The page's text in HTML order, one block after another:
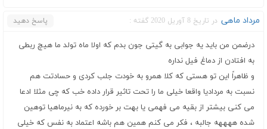
مرداد ماهی در تاریخ 8 آوریل 2020 گفته : پاسخ دهید
درضمن من باید یه جوابی به گیتی جون بدم که اولا ماه تولد ما هیچ ربطی
به افتادن از دماغ فیل نداره
و ظاهراً این تو هستی که کلا همرو به خودت جلب کردی و حسادتت هم
نسبت به مردادیا واقعا خیلی ما را تحت تاثیر قرار داده خب که چی مثلا ادعا
می کنی بیشتر از بقیه می فهمی یا بهت بر خورده که به نیرماهیا توهین
شده ههههه جالبه ، فکر می کنم همین هم باشه اعتماد به نفس که خیلی